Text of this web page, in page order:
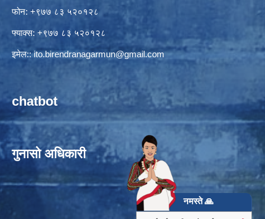
फोन: +९७७ ८३ ५२०१२८
फ्याक्स: +९७७ ८३ ५२०१२८
इमेल::ito.birendranagarmun@gmail.com
chatbot
गुनासो अधिकारी
नमस्ते 🙏